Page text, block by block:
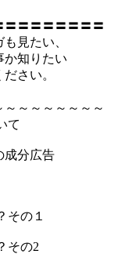
〓〓〓〓〓〓〓
見たい、
か知りたい
さい。
～～～～～～～
て
成分広告
その１
その2